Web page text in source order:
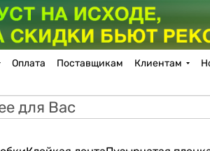
Оплата Поставщикам Клиентам